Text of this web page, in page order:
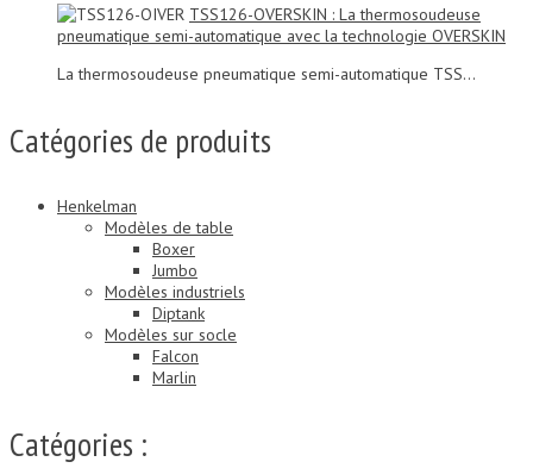
TSS126-OVERSKIN : La thermosoudeuse
pneumatique semi-automatique avec la technologie OVERSKIN
La thermosoudeuse pneumatique semi-automatique TSS...
Catégories de produits
Henkelman
Modèles de table
Boxer
Jumbo
Modèles industriels
Diptank
Modèles sur socle
Falcon
Marlin
Catégories :